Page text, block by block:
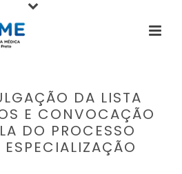
DA LISTA
E CONVOCAÇÃO
DO PROCESSO